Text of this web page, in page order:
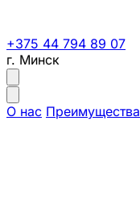
+375 44 794 89 07
г. Минск
О нас Преимущества